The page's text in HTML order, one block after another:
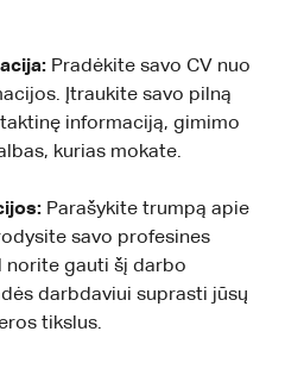
Pradėkite savo CV nuo
Įtraukite savo pilną
informaciją, gimimo
kurias mokate.
Parašykite trumpą apie
savo profesines
norite gauti šį darbo
darbdaviui suprasti jūsų
tikslus.